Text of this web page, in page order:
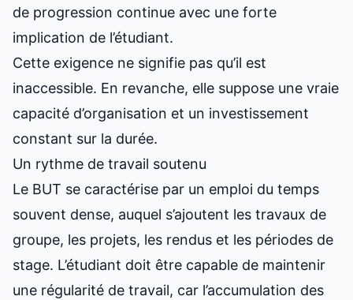
de progression continue avec une forte
implication de l’étudiant.
Cette exigence ne signifie pas qu’il est
inaccessible. En revanche, elle suppose une vraie
capacité d’organisation et un investissement
constant sur la durée.
Un rythme de travail soutenu
Le BUT se caractérise par un emploi du temps
souvent dense, auquel s’ajoutent les travaux de
groupe, les projets, les rendus et les périodes de
stage. L’étudiant doit être capable de maintenir
une régularité de travail, car l’accumulation des